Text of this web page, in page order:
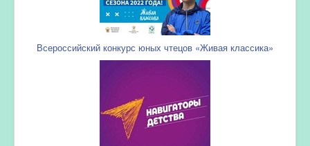
Всероссийский конкурс юных чтецов «Живая классика»